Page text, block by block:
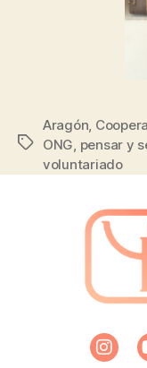
Aragón
ONG pensar y
voluntariado